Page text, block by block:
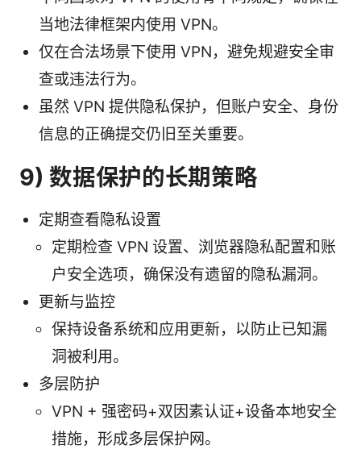
当地法律框架内使用 VPN。
仅在合法场景下使用 VPN，避免规避安全审
查或违法行为。
虽然 VPN 提供隐私保护，但账户安全、身份
信息的正确提交仍旧至关重要。
9) 数据保护的长期策略
定期查看隐私设置
定期检查 VPN 设置、浏览器隐私配置和账
户安全选项，确保没有遗留的隐私漏洞。
更新与监控
保持设备系统和应用更新，以防止已知漏
洞被利用。
多层防护
VPN + 强密码+双因素认证+设备本地安全
措施，形成多层保护网。